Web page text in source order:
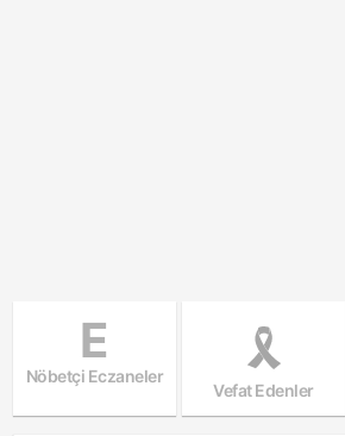
E
Nöbetçi Eczaneler
Vefat Edenler